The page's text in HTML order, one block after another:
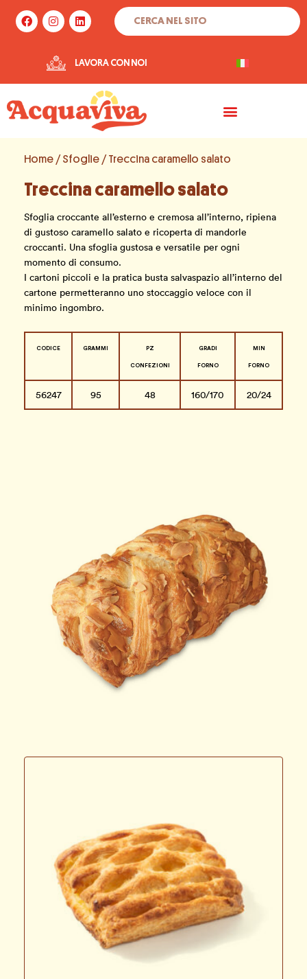
F
a
I
n
a
g
L
i
e
Cerca
LAVORA CON NOI
Home /Sfoglie / Treccina caramello salato
Treccina caramello salato
Sfoglia croccante all’esterno e cremosa all’interno, ripiena
di gustoso caramello salato e ricoperta di mandorle
croccanti. Una sfoglia gustosa e versatile per ogni
momento di consumo.
I cartoni piccoli e la pratica busta salvaspazio all’interno del
cartone permetteranno uno stoccaggio veloce con il
minimo ingombro.
CODICE GRAMMI PZ
CONFEZIONI
GRADI
FORNO
MIN
FORNO
56247 95 48 160/170 20/24